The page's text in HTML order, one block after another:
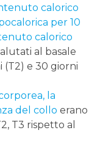
calorico
per 10
calorico
al basale
(T2) e 30 giorni
la
del collo erano
T3 rispetto al